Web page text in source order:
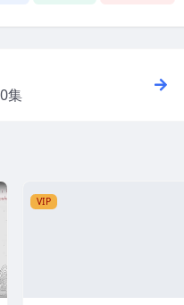
集
VIP